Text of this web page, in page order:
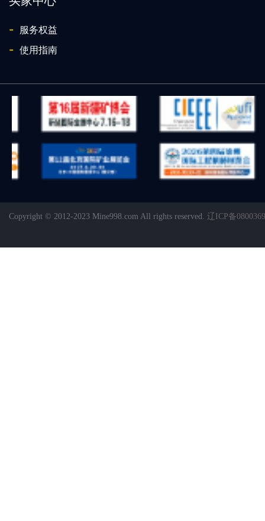
- 服务权益
- 使用指南
Copyright © 2012-2023 Mine998.com All rights reserved. 辽ICP备